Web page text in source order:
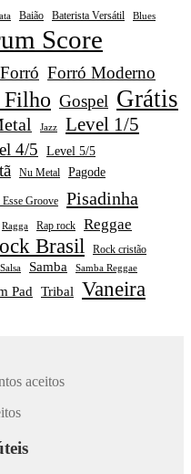
Baião Baterista Versátil Blues
Score
Forró Forró Moderno
Filho Gospel Grátis
Jazz Level 1/5
4/5 Level 5/5
Nu Metal Pagode
Esse Groove Pisadinha
Ragga Rap rock Reggae
Brasil Rock cristão
Salsa Samba Samba Reggae
Pad Tribal Vaneira